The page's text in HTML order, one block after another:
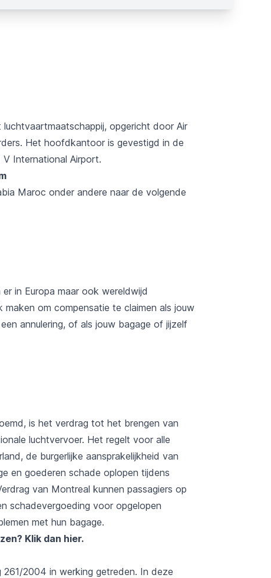
opgericht door Air
Het hoofdkantoor is gevestigd in de
International Airport.
Maroc onder andere naar de volgende
in Europa maar ook wereldwijd
om compensatie te claimen als jouw
annulering, of als jouw bagage of jijzelf
is het verdrag tot het brengen van
luchtvervoer. Het regelt voor alle
de burgerlijke aansprakelijkheid van
en goederen schade oplopen tijdens
van Montreal kunnen passagiers op
schadevergoeding voor opgelopen
met hun bagage.
Klik dan hier.
261/2004 in werking getreden. In deze